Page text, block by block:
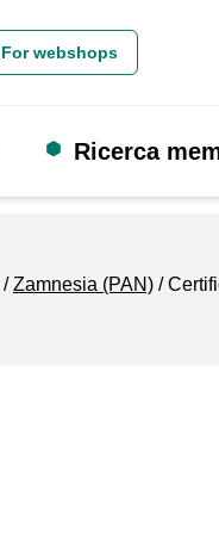
For webshops
Ricerca
Zamnesia (PAN)